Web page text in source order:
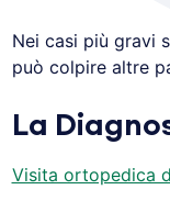
Nei casi più gravi
può colpire altre
La
Visita ortopedica